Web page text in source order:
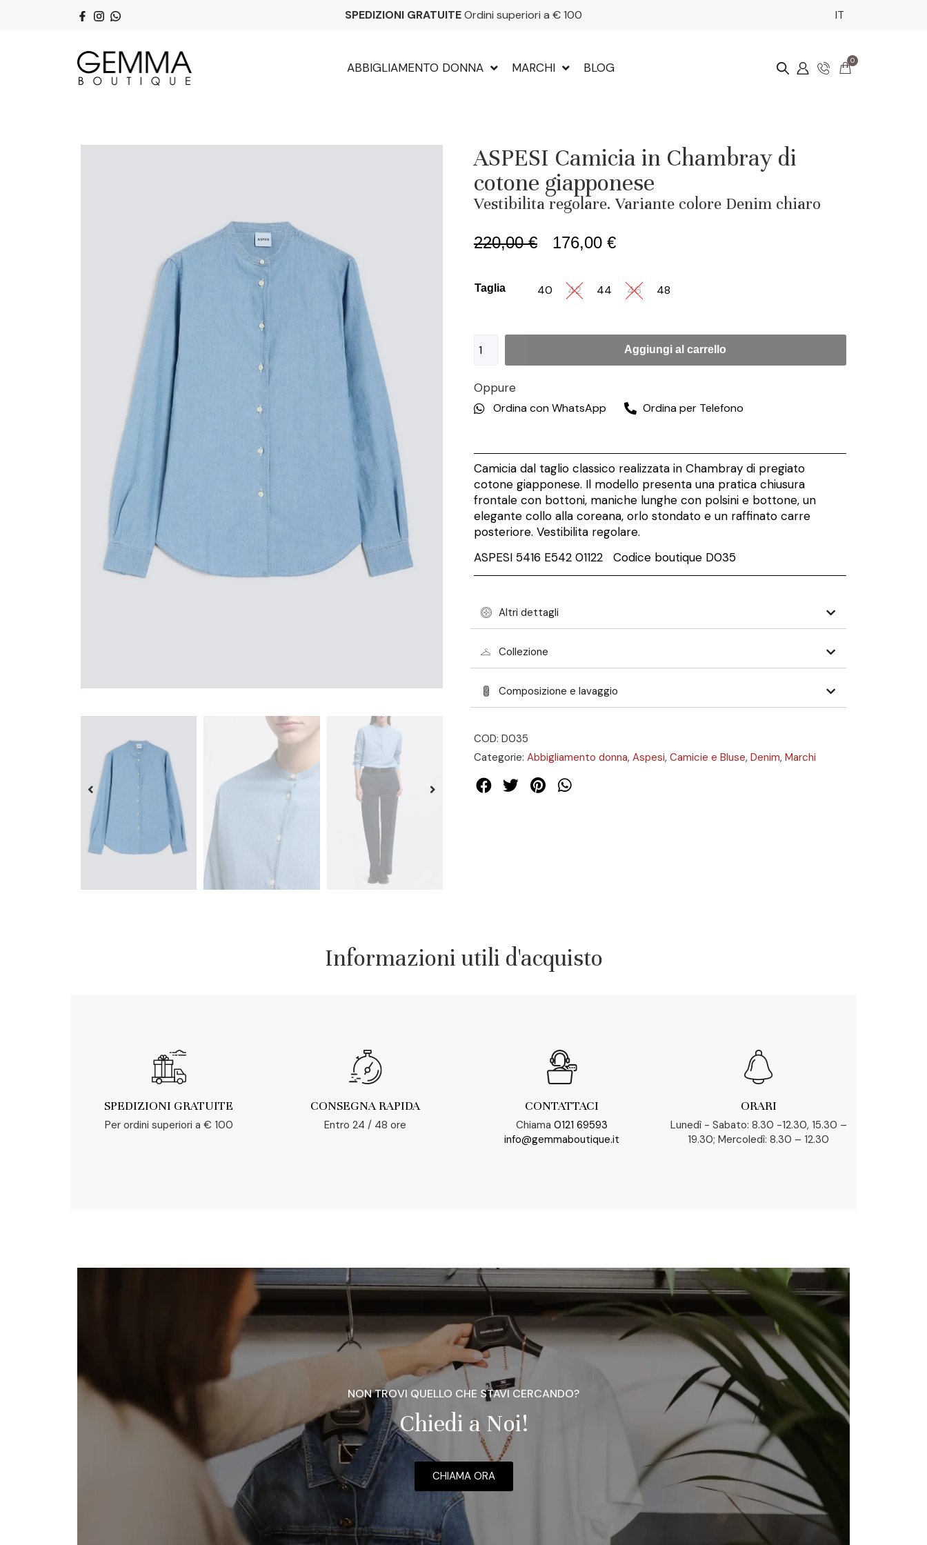
SPEDIZIONI GRATUITEOrdini superiori a € 100 IT
ABBIGLIAMENTO DONNA MARCHI BLOG 0
ASPESI Camicia in Chambray di
cotone giapponese
Vestibilita regolare. Variante colore Denim chiaro
220,00€ 176,00 €
Taglia 40 42 44 46 48
Aggiungi al carrello
Oppure
Ordina con WhatsApp Ordina per Telefono
Camicia dal taglio classico realizzata in Chambray di pregiato
cotone giapponese. Il modello presenta una pratica chiusura
frontale con bottoni, maniche lunghe con polsini e bottone, un
elegante collo alla coreana, orlo stondato e un raffinato carre
posteriore. Vestibilita regolare.
ASPESI 5416 E542 01122 Codice boutique D035
Altri dettagli
Collezione
Composizione e lavaggio
COD: D035
Categorie: Abbigliamento donna, Aspesi, Camicie e Bluse, Denim, Marchi
Informazioni utili d'acquisto
SPEDIZIONI GRATUITE
Per ordini superiori a € 100
CONSEGNA RAPIDA
Entro 24 / 48 ore
CONTATTACI
Chiama 0121 69593
info@gemmaboutique.it
ORARI
Lunedì - Sabato: 8.30 -12.30, 15.30 –
19.30; Mercoledì: 8.30 – 12.30
NON TROVI QUELLO CHE STAVI CERCANDO?
Chiedi a Noi!
CHIAMA ORA